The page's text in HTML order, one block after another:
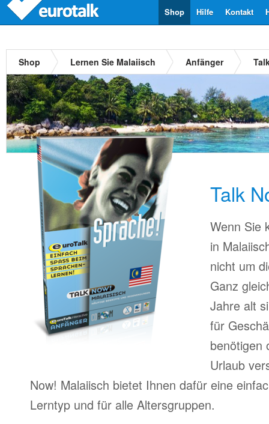
Kontakt
Hilfe
Shop
Shop Lernen Sie Malaiisch Anfänger
Talk
Wenn Sie
in
nicht um
Ganz
Jahre alt
für
benötigen
Urlaub
Now! Malaiisch bietet Ihnen dafür eine
Lerntyp und für alle Altersgruppen.